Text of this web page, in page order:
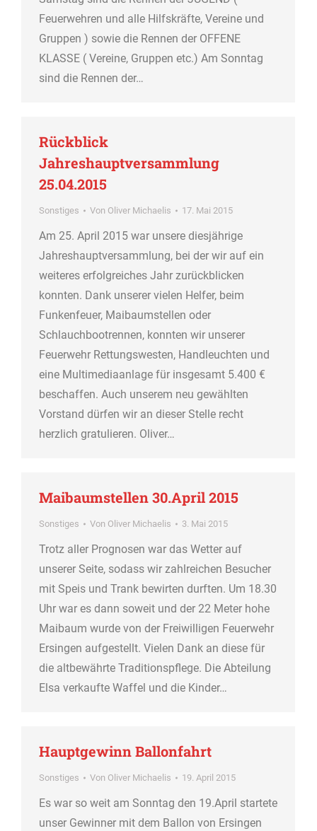
Feuerwehren und alle Hilfskräfte, Vereine und
Gruppen ) sowie die Rennen der OFFENE
KLASSE ( Vereine, Gruppen etc.) Am Sonntag
sind die Rennen der…
Rückblick
Jahreshauptversammlung
25.04.2015
Sonstiges Von Oliver Michaelis 17. Mai 2015
Am 25. April 2015 war unsere diesjährige
Jahreshauptversammlung, bei der wir auf ein
weiteres erfolgreiches Jahr zurückblicken
konnten. Dank unserer vielen Helfer, beim
Funkenfeuer, Maibaumstellen oder
Schlauchbootrennen, konnten wir unserer
Feuerwehr Rettungswesten, Handleuchten und
eine Multimediaanlage für insgesamt 5.400 €
beschaffen. Auch unserem neu gewählten
Vorstand dürfen wir an dieser Stelle recht
herzlich gratulieren. Oliver…
Maibaumstellen 30.April 2015
Sonstiges Von Oliver Michaelis 3. Mai 2015
Trotz aller Prognosen war das Wetter auf
unserer Seite, sodass wir zahlreichen Besucher
mit Speis und Trank bewirten durften. Um 18.30
Uhr war es dann soweit und der 22 Meter hohe
Maibaum wurde von der Freiwilligen Feuerwehr
Ersingen aufgestellt. Vielen Dank an diese für
die altbewährte Traditionspflege. Die Abteilung
Elsa verkaufte Waffel und die Kinder…
Hauptgewinn Ballonfahrt
Sonstiges Von Oliver Michaelis 19. April 2015
Es war so weit am Sonntag den 19.April startete
unser Gewinner mit dem Ballon von Ersingen